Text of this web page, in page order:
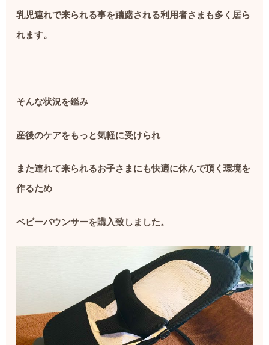
乳児連れで来られる事を躊躇される利用者さまも多く居ら
れます。
そんな状況を鑑み
産後のケアをもっと気軽に受けられ
また連れて来られるお子さまにも快適に休んで頂く環境を
作るため
ベビーバウンサーを購入致しました。